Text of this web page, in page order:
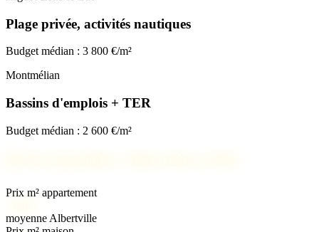
Plage privée, activités nautiques
Budget médian : 3 800 €/m²
Montmélian
Bassins d'emplois + TER
Budget médian : 2 600 €/m²
Prix m² appartement
moyenne Albertville